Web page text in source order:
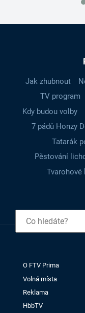
Jak zhubnout
TV program
Kdy budou volby
7 pádů Honzy
Tatarák
Pěstování
Tvarohové
O FTV Prima
Volná místa
Reklama
HbbTV